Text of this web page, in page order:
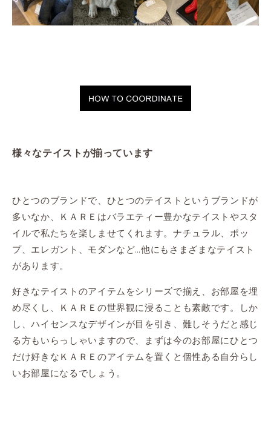
様々なテイストが揃っています
ひとつのブランドで、ひとつのテイストというブランドが
多いなか、ＫＡＲＥはバラエティー豊かなテイストやスタ
イルで私たちを楽しませてくれます。ナチュラル、ポッ
プ、エレガント、モダンなど…他にもさまざまなテイスト
があります。
好きなテイストのアイテムをシリーズで揃え、お部屋を埋
め尽くし、ＫＡＲＥの世界観に浸ることも素敵です。しか
し、ハイセンスなデザインが目を引き、難しそうだと感じ
る方もいらっしゃいますので、まずは今のお部屋にひとつ
だけ好きなＫＡＲＥのアイテムを置くと個性ある自分らし
いお部屋になるでしょう。